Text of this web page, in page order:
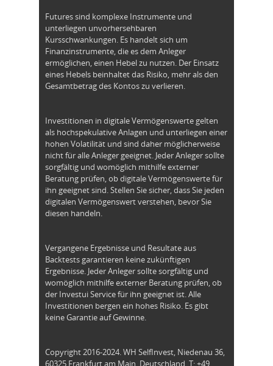
Futures sind komplexe Instrumente und
unterliegen unvorhersehbaren
Kursschwankungen. Es handelt sich um
Finanzinstrumente, die es dem Anleger
ermöglichen, einen Hebel zu nutzen. Der Einsatz
eines Hebels beinhaltet das Risiko, mehr als den
Gesamtbetrag des Kontos zu verlieren.
Investitionen in digitale Vermögenswerte gelten
als hochspekulative Anlagen und unterliegen einer
hohen Volatilität und sind daher möglicherweise
nicht für alle Anleger geeignet. Jeder Anleger sollte
sorgfältig und womöglich mithilfe externer
Beratung prüfen, ob digitale Vermögenswerte für
ihn geeignet sind. Stellen Sie sicher, dass Sie jeden
digitalen Vermögenswert verstehen, bevor Sie
diesen handeln.
Vergangene Ergebnisse und Resultate aus
Backtests garantieren keine zukünftigen
Ergebnisse. Jeder Anleger sollte sorgfältig und
womöglich mithilfe externer Beratung prüfen, ob
der Investui Service für ihn geeignet ist. Alle
Investitionen bergen ein hohes Risiko. Es gibt
keine Garantie auf Gewinne.
Copyright 2016-2024. WH SelfInvest, Niedenau 36,
60325 Frankfurt am Main, Deutschland. T: +49